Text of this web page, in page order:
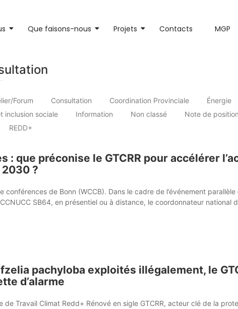
Que faisons-nous Projets Contacts MGP
Forum Consultation Coordination Provinciale
Énergie
inclusion sociale Information Non classé
Note de position
REDD+
: que préconise le GTCRR pour accélérer
?
conférences de Bonn (WCCB). Dans le cadre de l’événement
SB64, en présentiel ou à distance, le coordonnateur national
pachyloba exploités illégalement, le
d’alarme
Travail Climat Redd+ Rénové en sigle GTCRR, acteur clé de la